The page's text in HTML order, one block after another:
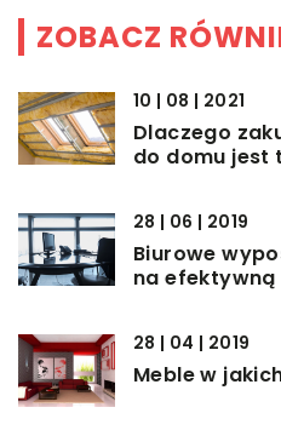
ZOBACZ
10 | 08 | 2021
Dlaczego
do domu jest
28 | 06 | 2019
Biurowe
na
28 | 04 | 2019
Meble w